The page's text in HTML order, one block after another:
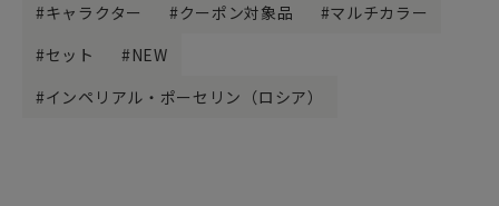
キャラクター クーポン対象品
マルチカラー
セット
NEW
インペリアル・ポーセリン（ロシア）